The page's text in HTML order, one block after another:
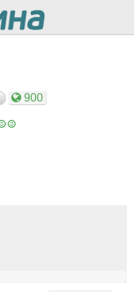
900